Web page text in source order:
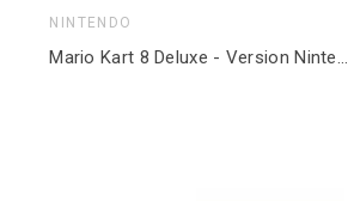
NINTENDO
Mario Kart 8 Deluxe - Version Nintendo Switch